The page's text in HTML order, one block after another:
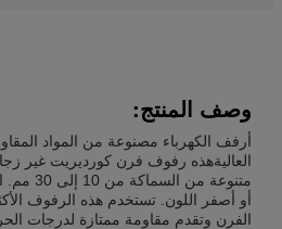
وصف المنتج:
أرفف الكهرباء مصنوعة من المواد
العاليةهذه رفوف فرن كورديريت غير
متنوعة
أو أصفر اللون. تستخدم هذه الرفوف
الفرن وتقدم مقاومة ممتازة لدرجات